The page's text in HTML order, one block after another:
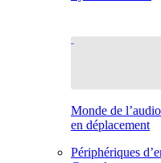
Monde de
en déplacement
Périphériques